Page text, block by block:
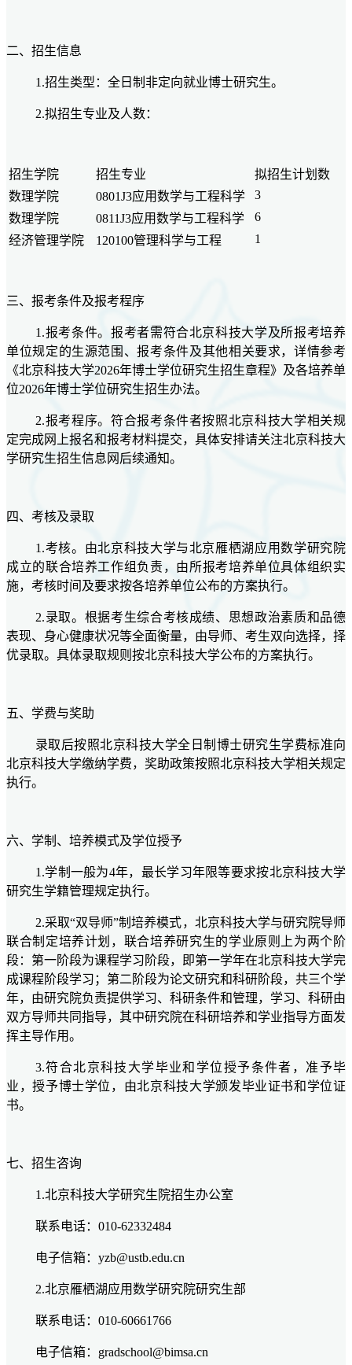
二、招生信息
1.招生类型：全日制非定向就业博士研究生。
2.拟招生专业及人数：
招生学院 招生专业
拟招生计划数
数理学院
0801J3应用数学与工程科学
3
数理学院
0811J3应用数学与工程科学
6
经济管理学院
120100管理科学与工程 1
三、报考条件及报考程序
1.报考条件。报考者需符合北京科技大学及所报考培养
单位规定的生源范围、报考条件及其他相关要求，详情参考
《北京科技大学2026年博士学位研究生招生章程》及各培养单
位2026年博士学位研究生招生办法。
2.报考程序。符合报考条件者按照北京科技大学相关规
定完成网上报名和报考材料提交，具体安排请关注北京科技大
学研究生招生信息网后续通知。
四、考核及录取
1.考核。由北京科技大学与北京雁栖湖应用数学研究院
成立的联合培养工作组负责，由所报考培养单位具体组织实
施，考核时间及要求按各培养单位公布的方案执行。
2.录取。根据考生综合考核成绩、思想政治素质和品德
表现、身心健康状况等全面衡量，由导师、考生双向选择，择
优录取。具体录取规则按北京科技大学公布的方案执行。
五、学费与奖助
录取后按照北京科技大学全日制博士研究生学费标准向
北京科技大学缴纳学费，奖助政策按照北京科技大学相关规定
执行。
六、学制、培养模式及学位授予
1.学制一般为4年，最长学习年限等要求按北京科技大学
研究生学籍管理规定执行。
2.采取“双导师”制培养模式，北京科技大学与研究院导师
联合制定培养计划，联合培养研究生的学业原则上为两个阶
段：第一阶段为课程学习阶段，即第一学年在北京科技大学完
成课程阶段学习；第二阶段为论文研究和科研阶段，共三个学
年，由研究院负责提供学习、科研条件和管理， 学习、科研由
双方导师共同指导，其中研究院在科研培养和学业指导方面发
挥主导作用。
3.符合北京科技大学毕业和学位授予条件者，准予毕
业，授予博士学位，由北京科技大学颁发毕业证书和学位证
书。
七、招生咨询
1.北京科技大学研究生院招生办公室
联系电话：010-62332484
电子信箱：yzb@ustb.edu.cn
2.北京雁栖湖应用数学研究院研究生部
联系电话：010-60661766
电子信箱：gradschool@bimsa.cn